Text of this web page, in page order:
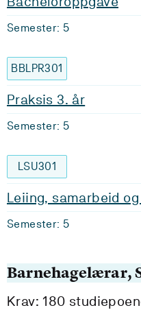
Semester: 5
BBLPR301
Praksis 3. år
Semester: 5
LSU301
Leiing, samarbeid
Semester: 5
Barnehagelærar,
Krav: 180